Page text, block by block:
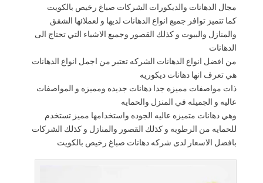
مجال الدهانات والديكورات الشركات صباغ رخيص بالكويت
كما تتميز توافر جميع انواع الدهانات لديها و لعملائها الشقق
والمنازل والبيوت و كذلك القصور وجميع الاشياء التي تحتاج الى
الدهانات
من افضل انواع الدهانات الشركه تعتبر من اجمل انواع الدهانات
هي تعرف انها دهانات ديكوريه
ذات مواصفات مميزه جدا دهانات جديده ومميزه و المواصفات
عاليه و الجميله في المنزل والحمايه
وهي دهانات متميزه عاليه الجوده واستخدامها مميز تستخدم
للحمايه من الرطوبه و كذلك القصور والمنازل و كذلك الشركات
بافضل الاسعار لدى شركه دهانات صباغ رخيص بالكويت